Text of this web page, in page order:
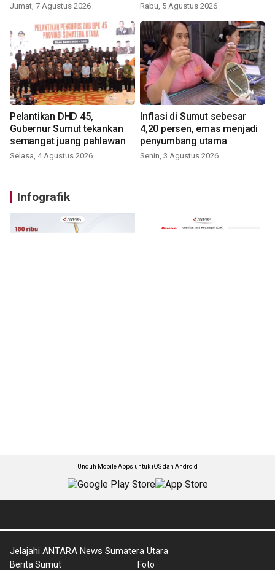
Jumat, 7 Agustus 2026 Rabu, 5 Agustus 2026
Pelantikan DHD 45,
Gubernur Sumut tekankan
semangat juang pahlawan
Selasa, 4 Agustus 2026
Inflasi di Sumut sebesar
4,20 persen, emas menjadi
penyumbang utama
Senin, 3 Agustus 2026
Infografik
Unduh Mobile Apps untuk iOS dan Android
Jelajahi ANTARA News Sumatera Utara
Berita Sumut Foto